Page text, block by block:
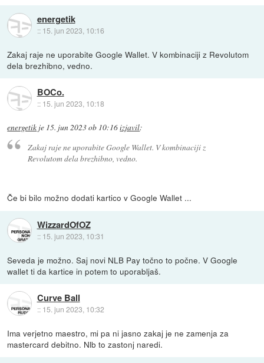
energetik
:: 15. jun 2023, 10:16
Zakaj raje ne uporabite Google Wallet. V kombinaciji z Revolutom
dela brezhibno, vedno.
BOCo.
:: 15. jun 2023, 10:18
energetik je 15. jun 2023 ob 10:16izjavil:
Zakaj raje ne uporabite Google Wallet. V kombinaciji z
Revolutom dela brezhibno, vedno.
Če bi bilo možno dodati kartico v Google Wallet ...
WizzardOfOZ
:: 15. jun 2023, 10:31
Seveda je možno. Saj novi NLB Pay točno to počne. V Google
wallet ti da kartice in potem to uporabljaš.
Curve Ball
:: 15. jun 2023, 10:32
Ima verjetno maestro, mi pa ni jasno zakaj je ne zamenja za
mastercard debitno. Nlb to zastonj naredi.